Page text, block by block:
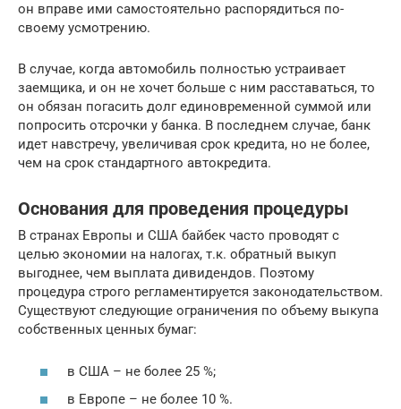
он вправе ими самостоятельно распорядиться по-
своему усмотрению.
В случае, когда автомобиль полностью устраивает
заемщика, и он не хочет больше с ним расставаться, то
он обязан погасить долг единовременной суммой или
попросить отсрочки у банка. В последнем случае, банк
идет навстречу, увеличивая срок кредита, но не более,
чем на срок стандартного автокредита.
Основания для проведения процедуры
В странах Европы и США байбек часто проводят с
целью экономии на налогах, т.к. обратный выкуп
выгоднее, чем выплата дивидендов. Поэтому
процедура строго регламентируется законодательством.
Существуют следующие ограничения по объему выкупа
собственных ценных бумаг:
в США – не более 25 %;
в Европе – не более 10 %.